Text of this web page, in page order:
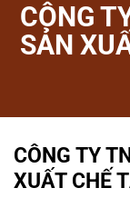
CÔNG
SẢN
CÔNG TY
XUẤT CHẾ